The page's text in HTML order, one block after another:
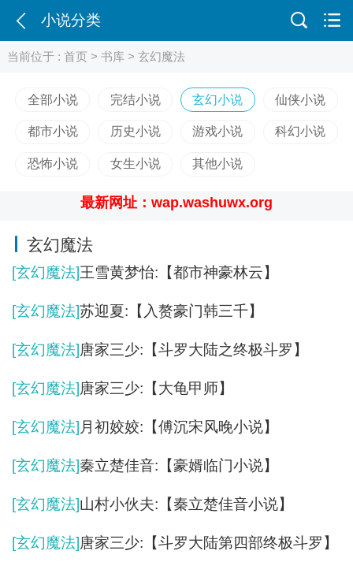
小说分类
当前位于 :首页 >书库 >玄幻魔法
全部小说 完结小说 玄幻小说 仙侠小说
都市小说 历史小说 游戏小说 科幻小说
恐怖小说 女生小说 其他小说
最新网址：wap.washuwx.org
玄幻魔法
[玄幻魔法]王雪黄梦怡:【都市神豪林云】
[玄幻魔法]苏迎夏:【入赘豪门韩三千】
[玄幻魔法]唐家三少:【斗罗大陆之终极斗罗】
[玄幻魔法]唐家三少:【大龟甲师】
[玄幻魔法] 月初姣姣:【傅沉宋风晚小说】
[玄幻魔法]秦立楚佳音:【豪婿临门小说】
[玄幻魔法]山村小伙夫:【秦立楚佳音小说】
[玄幻魔法]唐家三少:【斗罗大陆第四部终极斗罗】